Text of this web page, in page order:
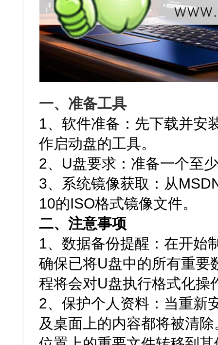
一、准备工具
1、软件准备：先下载并安
作启动盘的工具。
2、U盘要求：准备一个至
3、系统镜像获取：从
10的ISO格式镜像文件。
二、注意事项
1、数据备份提醒：在开始
确保已将U盘中的所有重要
程将会对U盘执行格式化操
2、保护个人资料：当重新
及桌面上的内容都将被清